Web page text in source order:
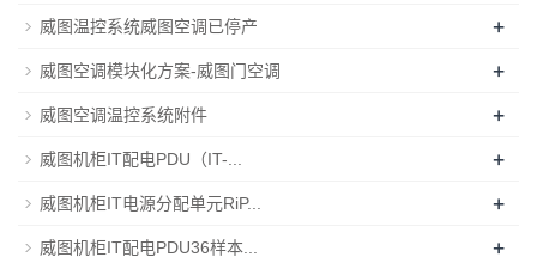
威图温控系统威图空调已停产 +
威图空调模块化方案-威图门空调 +
威图空调温控系统附件 +
威图机柜IT配电PDU（IT-... +
威图机柜IT电源分配单元RiP... +
威图机柜IT配电PDU36样本... +